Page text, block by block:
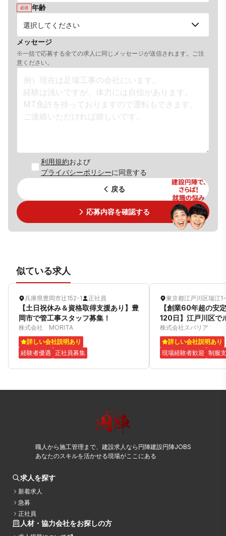
必須 年齢
メッセージ
※一括で応募する全ての求人に同じメッセージが送信されます。ご注
意ください。
利用規約および
プライバシーポリシーに同意する
戻る
応募内容を確認する
似ている求人
兵庫県豊岡市辻152-1 正社員
【土日祝休み＆資格取得支援あり】豊
岡市で管工事スタッフ募集！
株式会社 MORITA
詳しい会社説明あり
経験者優遇 正社員募集
東京都江戸川区瑞江
【創業60年超の安
120日】江戸川区で
集！
株式会社スパリア
詳しい会社説明あり
現場経験者歓迎 制服
職人から施工管理まで、建設求人なら円陣建設円陣JOBS
あなたのスキルを活かせる現場がここにある
求人を探す
新着求人
急募
正社員
人材・協力会社をお探しの方